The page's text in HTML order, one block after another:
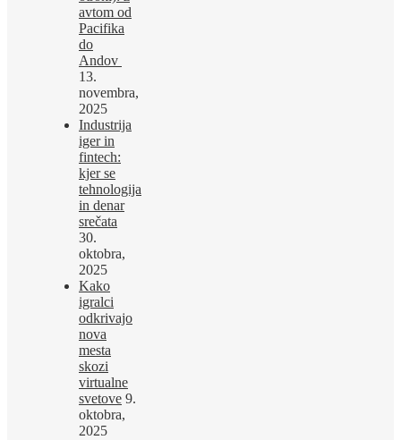
avtom od
Pacifika
do
Andov
13.
novembra,
2025
Industrija
iger in
fintech:
kjer se
tehnologija
in denar
srečata
30.
oktobra,
2025
Kako
igralci
odkrivajo
nova
mesta
skozi
virtualne
svetove 9.
oktobra,
2025